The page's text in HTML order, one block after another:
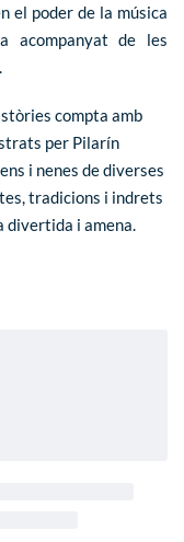
el poder de la música
acompanyat de les
compta amb
per Pilarín
i nenes de diverses
tradicions i indrets
divertida i amena.